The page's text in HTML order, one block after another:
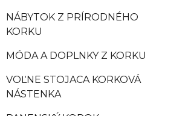
NÁBYTOK Z PRÍRODNÉHO
KORKU
MÓDA A DOPLNKY Z KORKU
VOĽNE STOJACA KORKOVÁ
NÁSTENKA